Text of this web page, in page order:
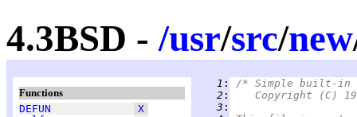
4.3BSD -/usr/src/new
Functions
DEFUN
X
   1
:
/* Simple built-in
   2
:
Copyright (C)
   3
: